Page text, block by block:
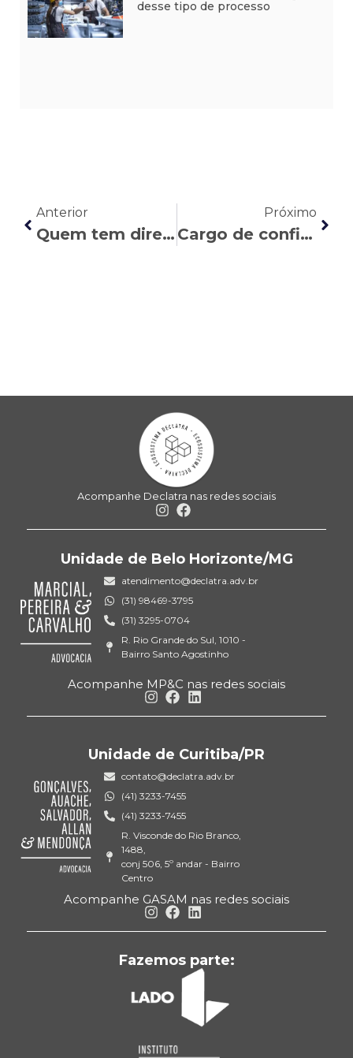
desse tipo de processo
Anterior
Quem tem direito à indenização por transporte de valores?
Próximo
Cargo de confiança e gerente de contas: entenda essa relação
Acompanhe Declatra nas redes sociais
Unidade de Belo Horizonte/MG
atendimento@declatra.adv.br
(31) 98469-3795
(31) 3295-0704
R. Rio Grande do Sul, 1010 -
Bairro Santo Agostinho
Acompanhe MP&C nas redes sociais
Unidade de Curitiba/PR
contato@declatra.adv.br
(41) 3233-7455
(41) 3233-7455
R. Visconde do Rio Branco,
1488,
conj 506, 5º andar - Bairro
Centro
Acompanhe GASAM nas redes sociais
Fazemos parte: